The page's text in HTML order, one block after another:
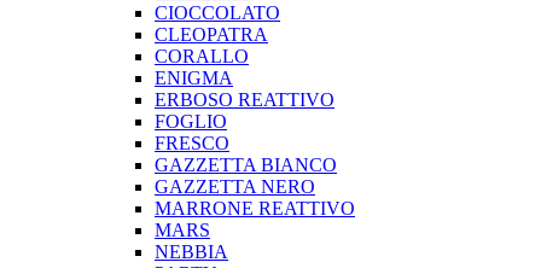
CIOCCOLATO
CLEOPATRA
CORALLO
ENIGMA
ERBOSO REATTIVO
FOGLIO
FRESCO
GAZZETTA BIANCO
GAZZETTA NERO
MARRONE REATTIVO
MARS
NEBBIA